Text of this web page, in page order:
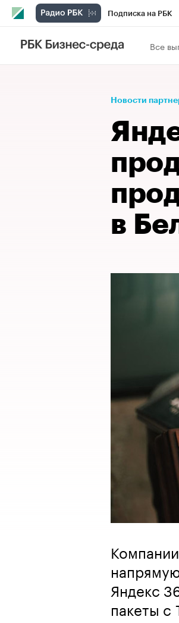
Подписка на РБК
Телеканал
Спецпроекты
Рынок наличной
Все
Новости
в
Яндекс
пакеты